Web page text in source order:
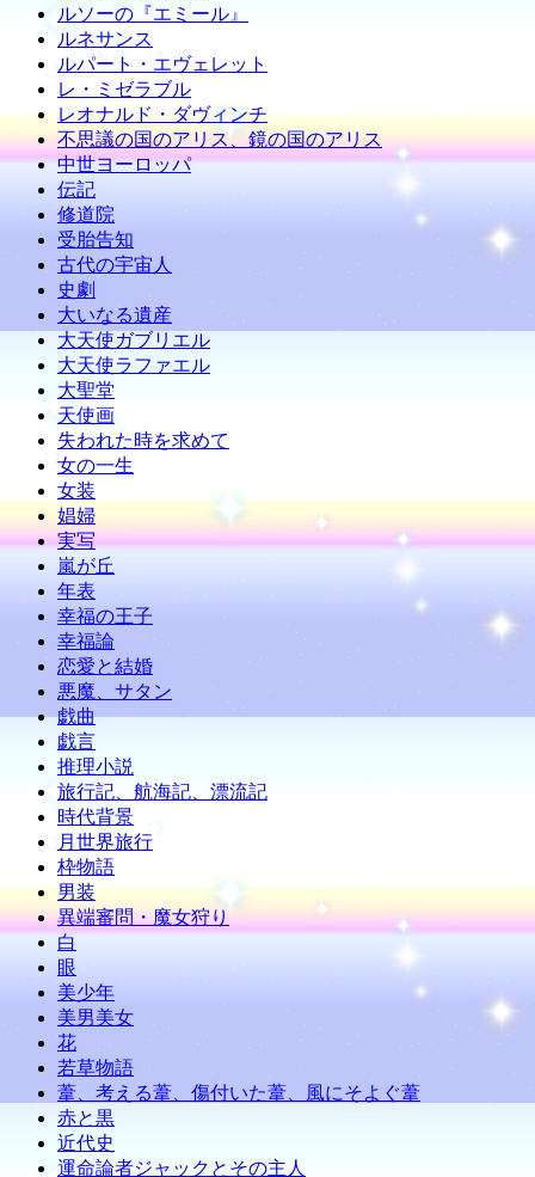
ルソーの『エミール』
ルネサンス
ルパート・エヴェレット
レ・ミゼラブル
レオナルド・ダヴィンチ
不思議の国のアリス、鏡の国のアリス
中世ヨーロッパ
伝記
修道院
受胎告知
古代の宇宙人
史劇
大いなる遺産
大天使ガブリエル
大天使ラファエル
大聖堂
天使画
失われた時を求めて
女の一生
女装
娼婦
実写
嵐が丘
年表
幸福の王子
幸福論
恋愛と結婚
悪魔、サタン
戯曲
戯言
推理小説
旅行記、航海記、漂流記
時代背景
月世界旅行
枠物語
男装
異端審問・魔女狩り
白
眼
美少年
美男美女
花
若草物語
葦、考える葦、傷付いた葦、風にそよぐ葦
赤と黒
近代史
運命論者ジャックとその主人